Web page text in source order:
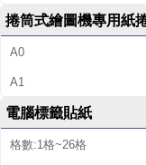
捲筒式繪圖機專用紙
A0
A1
電腦標籤貼紙
格數:1格~26格